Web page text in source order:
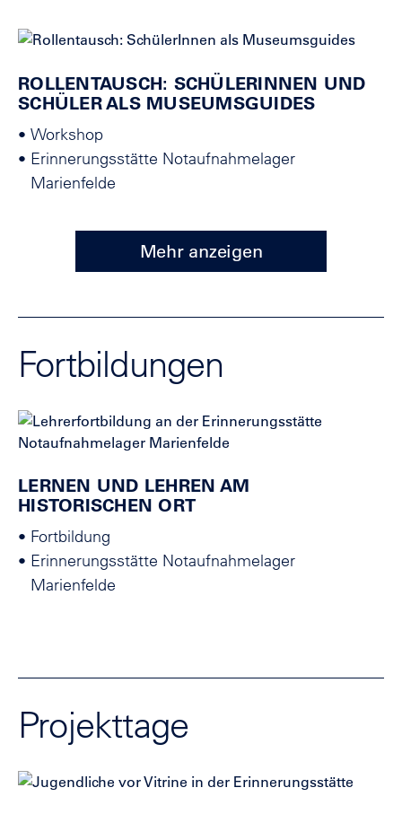
ROLLENTAUSCH: SCHÜLERINNEN UND
SCHÜLER ALS MUSEUMSGUIDES
• Workshop
• Erinnerungsstätte Notaufnahmelager
Marienfelde
Mehr anzeigen
Fortbildungen
LERNEN UND LEHREN AM
HISTORISCHEN ORT
• Fortbildung
• Erinnerungsstätte Notaufnahmelager
Marienfelde
Projekttage